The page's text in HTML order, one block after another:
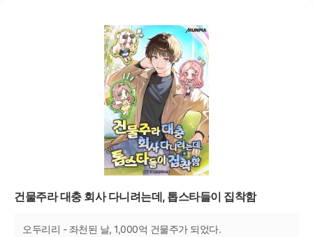
건물주라 대충 회사 다니려는데, 톱스타들이 집착함
오두리리 - 좌천된 날, 1,000억 건물주가 되었다.